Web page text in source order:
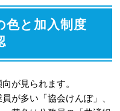
だけで年収やラ
色と加入制度
が見られます。
が多い「協会けんぽ」、